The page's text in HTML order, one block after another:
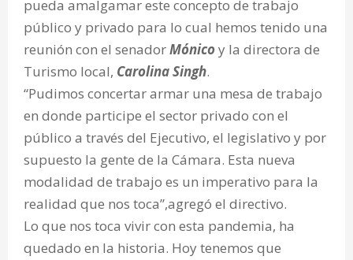
pueda amalgamar este concepto de trabajo
público y privado para lo cual hemos tenido una
reunión con el senadorMónicoy la directora de
Turismo local, Carolina Singh.
“Pudimos concertar armar una mesa de trabajo
en donde participe el sector privado con el
público a través del Ejecutivo, el legislativo y por
supuesto la gente de la Cámara. Esta nueva
modalidad de trabajo es un imperativo para la
realidad que nos toca”,agregó el directivo.
Lo que nos toca vivir con esta pandemia, ha
quedado en la historia. Hoy tenemos que